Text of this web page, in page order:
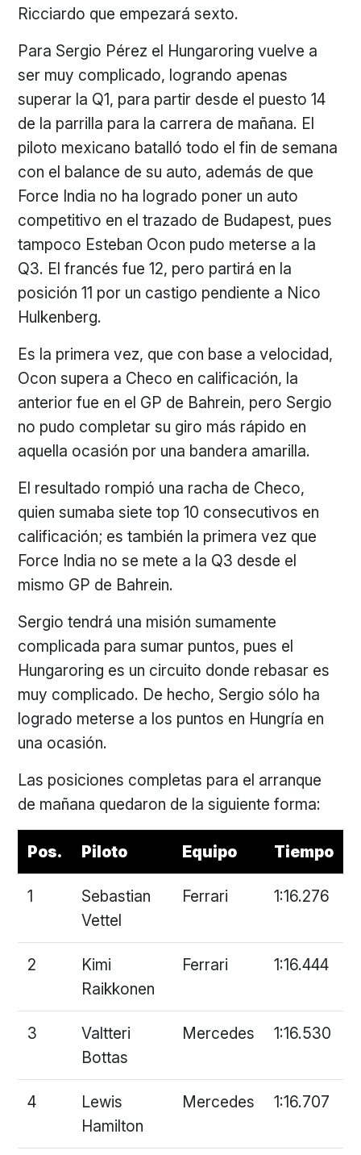
Ricciardo que empezará sexto.
Para Sergio Pérez el Hungaroring vuelve a
ser muy complicado, logrando apenas
superar la Q1, para partir desde el puesto 14
de la parrilla para la carrera de mañana. El
piloto mexicano batalló todo el fin de semana
con el balance de su auto, además de que
Force India no ha logrado poner un auto
competitivo en el trazado de Budapest, pues
tampoco Esteban Ocon pudo meterse a la
Q3. El francés fue 12, pero partirá en la
posición 11 por un castigo pendiente a Nico
Hulkenberg.
Es la primera vez, que con base a velocidad,
Ocon supera a Checo en calificación, la
anterior fue en el GP de Bahrein, pero Sergio
no pudo completar su giro más rápido en
aquella ocasión por una bandera amarilla.
El resultado rompió una racha de Checo,
quien sumaba siete top 10 consecutivos en
calificación; es también la primera vez que
Force India no se mete a la Q3 desde el
mismo GP de Bahrein.
Sergio tendrá una misión sumamente
complicada para sumar puntos, pues el
Hungaroring es un circuito donde rebasar es
muy complicado. De hecho, Sergio sólo ha
logrado meterse a los puntos en Hungría en
una ocasión.
Las posiciones completas para el arranque
de mañana quedaron de la siguiente forma:
Pos. Piloto Equipo Tiempo
1
Sebastian
Vettel
Ferrari 1:16.276
2
Kimi
Raikkonen
Ferrari 1:16.444
3
Valtteri
Bottas
Mercedes 1:16.530
4
Lewis
Hamilton
Mercedes 1:16.707